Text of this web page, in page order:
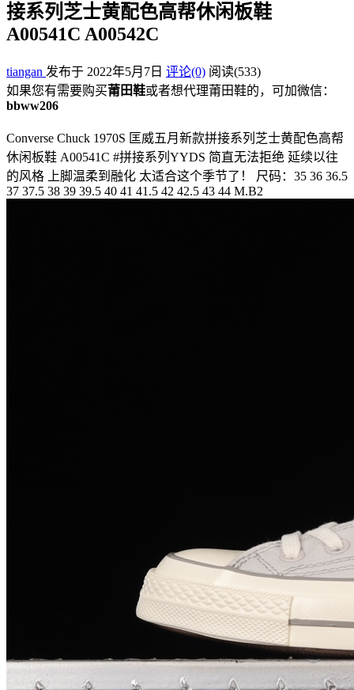
接系列芝士黄配色高帮休闲板鞋
A00541C A00542C
tiangan 发布于 2022年5月7日 评论(0) 阅读(533)
如果您有需要购买莆田鞋或者想代理莆田鞋的，可加微信：
bbww206
Converse Chuck 1970S 匡威五月新款拼接系列芝士黄配色高帮
休闲板鞋 A00541C #拼接系列YYDS 简直无法拒绝 延续以往
的风格 上脚温柔到融化 太适合这个季节了！ 尺码：35 36 36.5
37 37.5 38 39 39.5 40 41 41.5 42 42.5 43 44 M.B2